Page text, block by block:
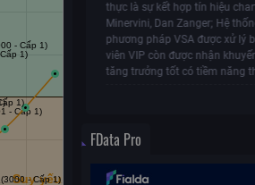
FData Pro
thực là sự kết hợp tín hiệu chart
Minervini, Dan Zanger; Hệ
phương pháp VSA được xử lý
viên VIP còn được nhận khuyến
tăng trưởng tốt có tiềm năng